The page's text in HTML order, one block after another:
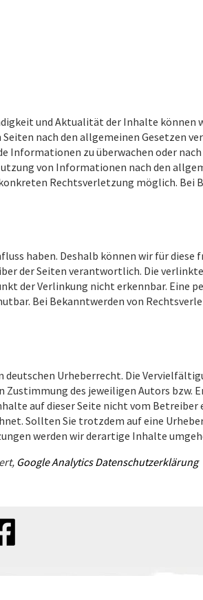
und Aktualität der Inhalte können
nach den allgemeinen Gesetzen
zu überwachen oder nach
von Informationen nach den
Rechtsverletzung möglich. Bei
haben. Deshalb können wir für diese
der Seiten verantwortlich. Die
der Verlinkung nicht erkennbar. Eine
Bei Bekanntwerden von
Urheberrecht. Die
des jeweiligen Autors bzw.
auf dieser Seite nicht vom Betreiber
Sollten Sie trotzdem auf eine
werden wir derartige Inhalte
Google Analytics Datenschutzerklärung